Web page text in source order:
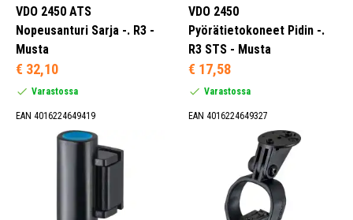
VDO 2450 ATS
Nopeusanturi Sarja -. R3 -
Musta
€ 32,10
Varastossa
EAN 4016224649419
VDO 2450
Pyörätietokoneet Pidin -.
R3 STS - Musta
€ 17,58
Varastossa
EAN 4016224649327